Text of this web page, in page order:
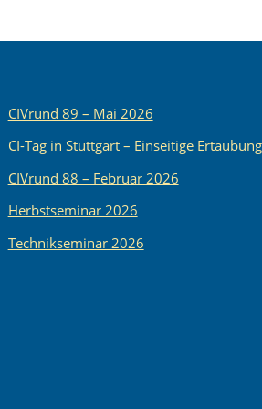
CIVrund 89 – Mai 2026
CI-Tag in Stuttgart – Einseitige Ertaubung
CIVrund 88 – Februar 2026
Herbstseminar 2026
Technikseminar 2026